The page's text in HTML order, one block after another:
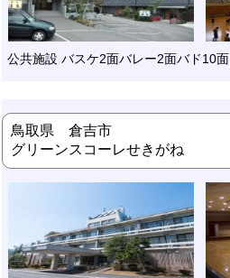
公共施設 バスケ2面バレー2面バド10面
鳥取県 倉吉市
グリーンスコーレせきがね